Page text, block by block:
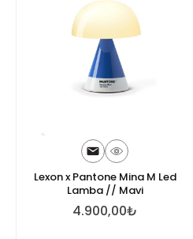
Lexon x Pantone Mina M Led
Lamba // Mavi
4.900,00₺